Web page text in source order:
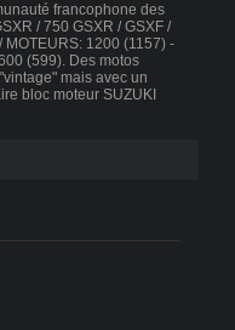
francophone des
/ 750 GSXR / GSXF /
MOTEURS: 1200 (1157) -
(599). Des motos
mais avec un
bloc moteur SUZUKI